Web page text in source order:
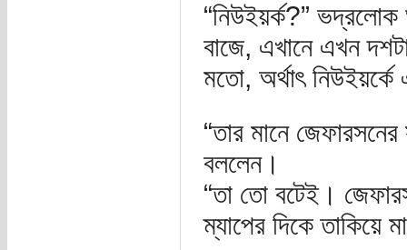
“নিউইয়র্ক?” ভদ্রলোক
বাজে, এখানে এখন
মতো, অর্থাৎ নিউইয়র্কে
“তার মানে
বললেন।
“তা তো বটেই।
ম্যাপের দিকে তাকিয়ে